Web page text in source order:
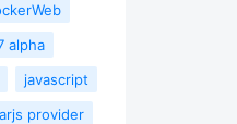
alpha
javascript
provider